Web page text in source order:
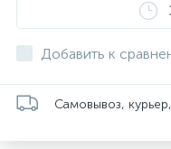
Добавить к
Самовывоз,